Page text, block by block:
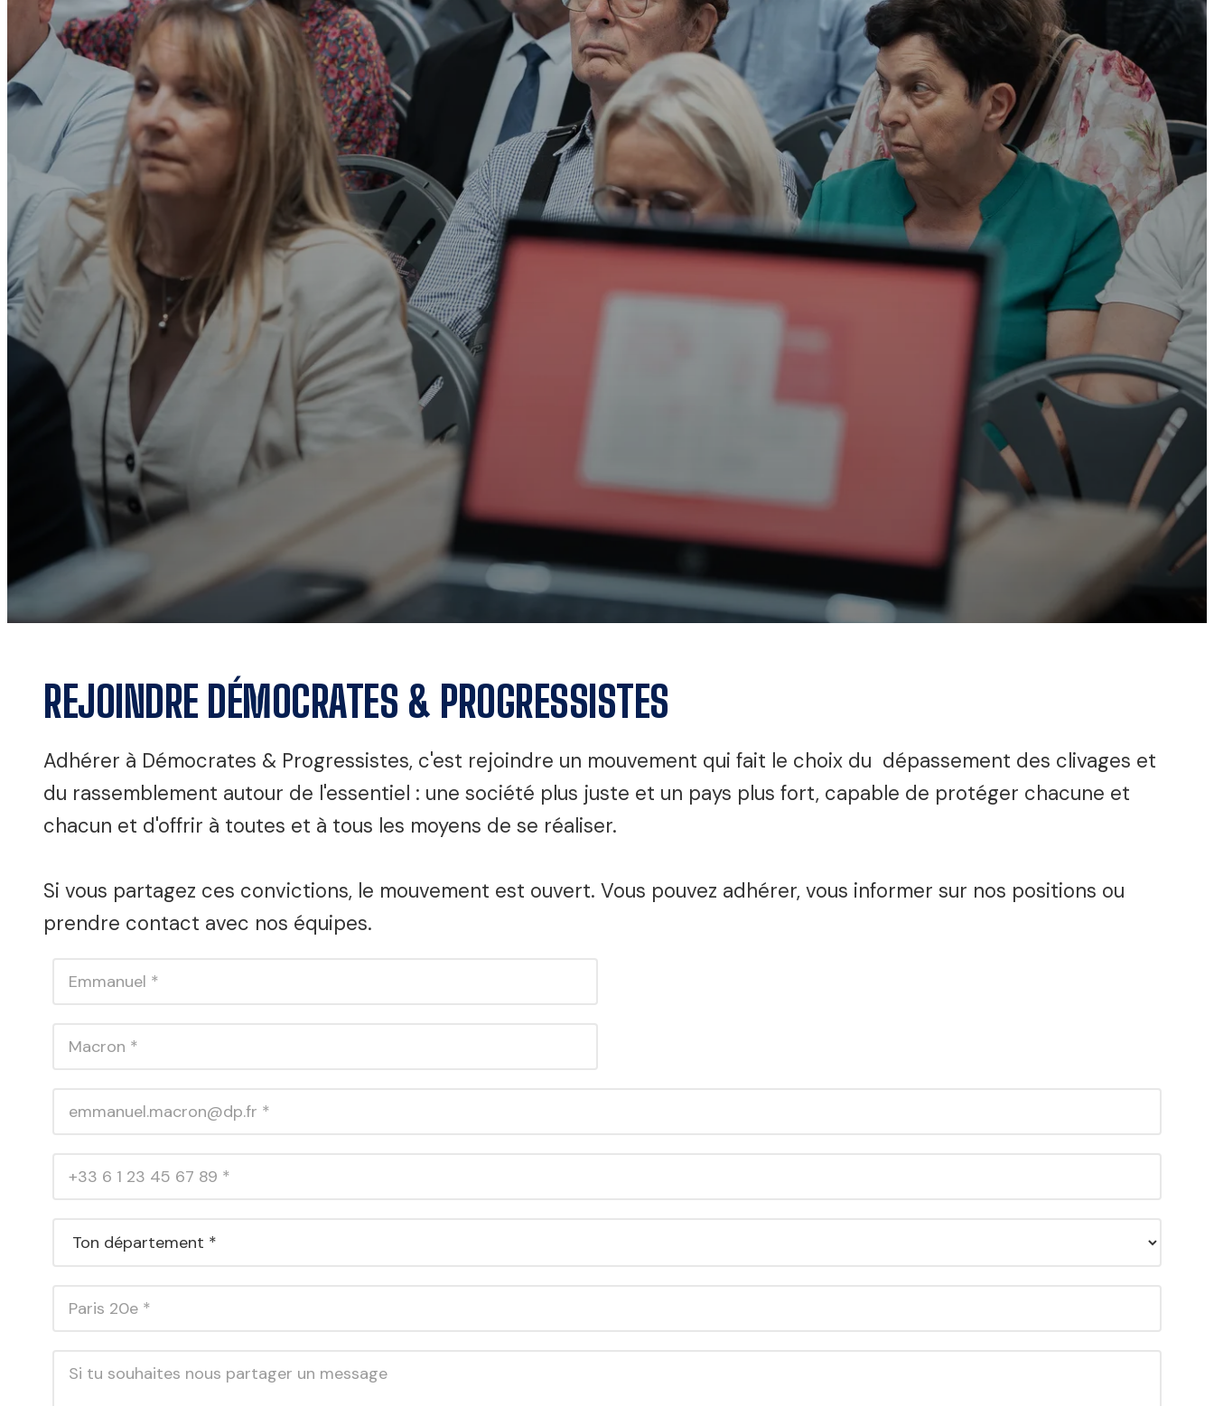
REJOINDRE DÉMOCRATES & PROGRESSISTES
Adhérer à Démocrates & Progressistes, c'est rejoindre un mouvement qui fait le choix du dépassement des clivages et
du rassemblement autour de l'essentiel : une société plus juste et un pays plus fort, capable de protéger chacune et
chacun et d'offrir à toutes et à tous les moyens de se réaliser.
Si vous partagez ces convictions, le mouvement est ouvert. Vous pouvez adhérer, vous informer sur nos positions ou
prendre contact avec nos équipes.